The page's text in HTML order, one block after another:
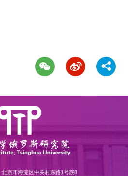
北京市海淀区中关村东路1号院8